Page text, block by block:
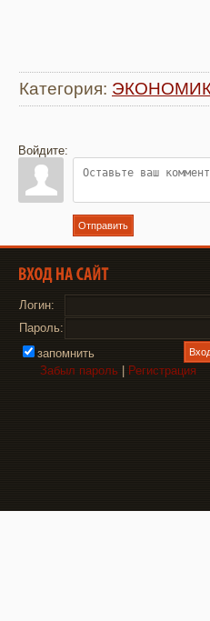
Категория:
Войдите:
Отправить
Логин:
Пароль:
запомнить
Забыл пароль
Регистрация